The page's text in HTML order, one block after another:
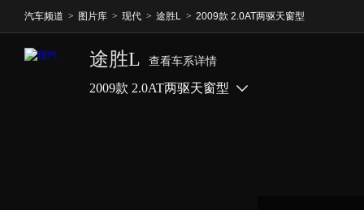
汽车频道 > 图片库 > 现代 > 途胜L > 2009款 2.0AT两驱天窗型
途胜L 查看车系详情
2009款 2.0AT两驱天窗型